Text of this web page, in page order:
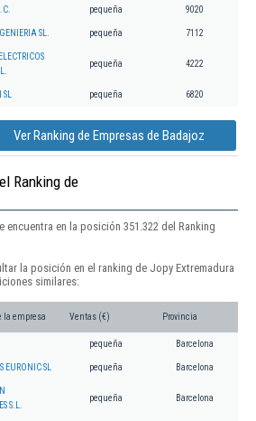
pequeña 9020
SL. pequeña 7112
pequeña 4222
SL pequeña 6820
Ver Ranking de Empresas de Badajoz
Ranking de
encuentra en la posición 351.322 del Ranking
la posición en el ranking de Jopy Extremadura
similares:
la empresa Ventas (€) Provincia
pequeña Barcelona
EURONIC SL pequeña Barcelona
S.L.
pequeña Barcelona